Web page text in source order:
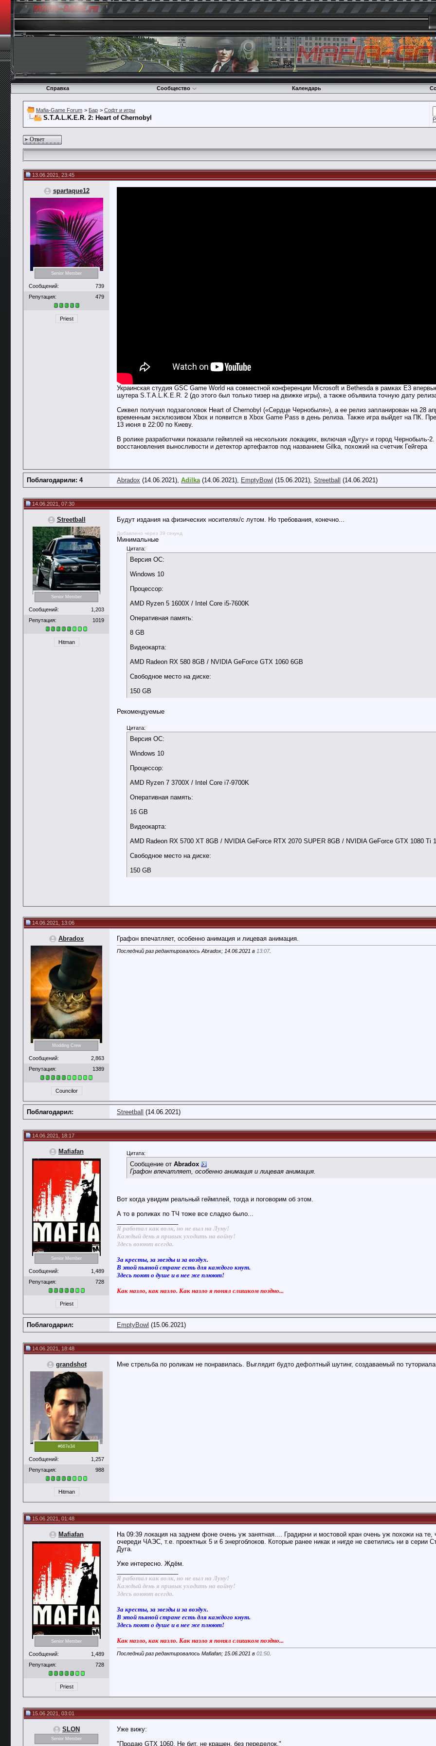
Справка Сообщество Календарь
Mafia-Game Forum > Бар > Софт и игры
S.T.A.L.K.E.R. 2: Heart of Chernobyl
Ответ
13.06.2021, 23:45
spartaque12
Senior Member
Сообщений:
739
Репутация:
479
Priest
Украинская студия GSC Game World на совместной конференции Microsoft и Bethesda в рамках E3
шутера S.T.A.L.K.E.R. 2 (до этого был только тизер на движке игры), а также объявила точную дату
Сиквел получил подзаголовок Heart of Chernobyl («Сердце Чернобыля»), а ее релиз запланирован на 28
временным эксклюзивом Xbox и появится в Xbox Game Pass в день релиза. Также игра выйдет на ПК.
13 июня в 22:00 по Киеву.
В ролике разработчики показали геймплей на нескольких локациях, включая «Дугу» и город
восстановления выносливости и детектор артефактов под названием Gilka, похожий на счетчик Гейгера
Поблагодарили: 4 Abradox (14.06.2021), Adilka(14.06.2021), EmptyBowl (15.06.2021), Streetball (14.06.2021)
14.06.2021, 07:30
Streetball
Senior Member
Сообщений:
1,203
Репутация:
1019
Hitman
Будут издания на физических носителях/с лутом. Но требования, конечно...
Добавлено через 39 секунд
Минимальные
Цитата:
Версия ОС:
Windows 10
Процессор:
AMD Ryzen 5 1600X / Intel Core i5-7600K
Оперативная память:
8 GB
Видеокарта:
AMD Radeon RX 580 8GB / NVIDIA GeForce GTX 1060 6GB
Свободное место на диске:
150 GB
Рекомендуемые
Цитата:
Версия ОС:
Windows 10
Процессор:
AMD Ryzen 7 3700X / Intel Core i7-9700K
Оперативная память:
16 GB
Видеокарта:
AMD Radeon RX 5700 XT 8GB / NVIDIA GeForce RTX 2070 SUPER 8GB / NVIDIA GeForce GTX 1080 Ti
Свободное место на диске:
150 GB
14.06.2021, 13:06
Abradox
Modding Crew
Сообщений:
2,863
Репутация:
1389
Councilor
Графон впечатляет, особенно анимация и лицевая анимация.
Последний раз редактировалось Abradox; 14.06.2021 в 13:07.
Поблагодарил: Streetball (14.06.2021)
14.06.2021, 18:17
Mafiafan
Senior Member
Сообщений:
1,489
Репутация:
728
Priest
Цитата:
Сообщение от Abradox
Графон впечатляет, особенно анимация и лицевая анимация.
Вот когда увидим реальный геймплей, тогда и поговорим об этом.
А то в роликах по ТЧ тоже все сладко было...
Я работал как волк, но не выл на Луну!
Каждый день я привык уходить на войну!
Здесь воюют всегда.
За кресты, за звезды и за воздух.
В этой пьяной стране есть для каждого кнут.
Здесь поют о душе и в нее же плюют!
Как назло, как назло. Как назло я понял слишком поздно...
Поблагодарил: EmptyBowl (15.06.2021)
14.06.2021, 18:48
grandshot
#667e34
Сообщений:
1,257
Репутация:
988
Hitman
Мне стрельба по роликам не понравилась. Выглядит будто дефолтный шутинг, создаваемый по
15.06.2021, 01:48
Mafiafan
Senior Member
Сообщений:
1,489
Репутация:
728
Priest
На 09:39 локация на заднем фоне очень уж занятная.... Градирни и мостовой кран очень уж похожи на
очереди ЧАЭС, т.е. проектных 5 и 6 энергоблоков. Которые ранее никак и нигде не светились ни в серии
Дуга.
Уже интересно. Ждём.
Я работал как волк, но не выл на Луну!
Каждый день я привык уходить на войну!
Здесь воюют всегда.
За кресты, за звезды и за воздух.
В этой пьяной стране есть для каждого кнут.
Здесь поют о душе и в нее же плюют!
Как назло, как назло. Как назло я понял слишком поздно...
Последний раз редактировалось Mafiafan; 15.06.2021 в 01:50
15.06.2021, 03:01
SLON
Senior Member
Уже вижу:
"Продаю GTX 1060. Не бит, не крашен, без переделок."